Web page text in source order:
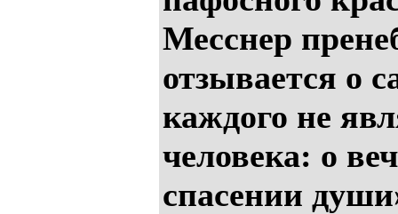
Месснер
отзывается о
каждого не
человека: о
спасении